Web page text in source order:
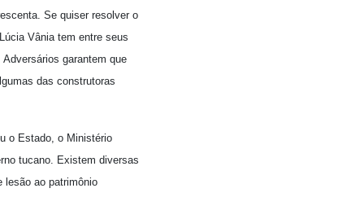
Se quiser resolver o
Vânia tem entre seus
garantem que
das construtoras
o Estado, o Ministério
tucano. Existem diversas
lesão ao patrimônio